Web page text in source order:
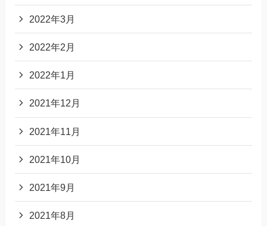
2022年3月
2022年2月
2022年1月
2021年12月
2021年11月
2021年10月
2021年9月
2021年8月